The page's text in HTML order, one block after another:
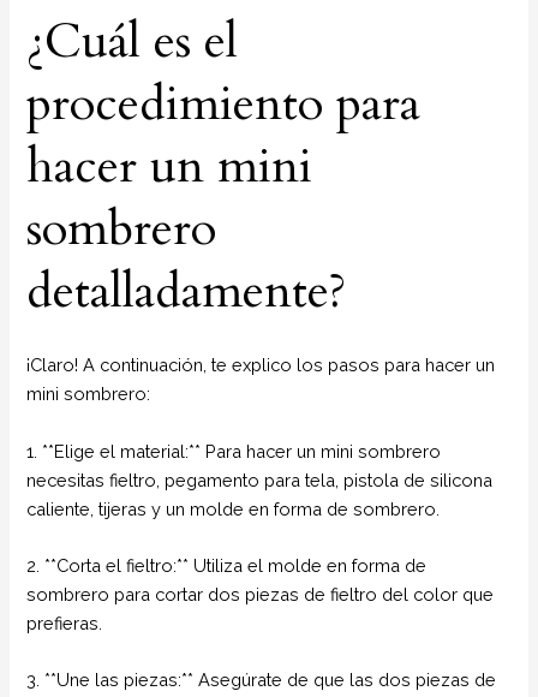
¿Cuál es el
procedimiento para
hacer un mini
sombrero
detalladamente?
¡Claro! A continuación, te explico los pasos para hacer un
mini sombrero:
1. **Elige el material:** Para hacer un mini sombrero
necesitas fieltro, pegamento para tela, pistola de silicona
caliente, tijeras y un molde en forma de sombrero.
2. **Corta el fieltro:** Utiliza el molde en forma de
sombrero para cortar dos piezas de fieltro del color que
prefieras.
3. **Une las piezas:** Asegúrate de que las dos piezas de